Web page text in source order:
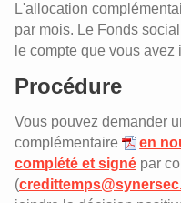
L'allocation
par mois. Le Fonds
le compte que vous avez
Procédure
Vous pouvez demander
complémentaire
en
complété et signé par
(
d’1/2 temps (CP 118.3)
La pension
ouvriers boulangers
Indemnité
ouvriers boulangers
Intervention dans la
Indemnité
chômage partiel des
d’1/2 temps (CP 118.3)
Intervention dans la
Intervention dans la